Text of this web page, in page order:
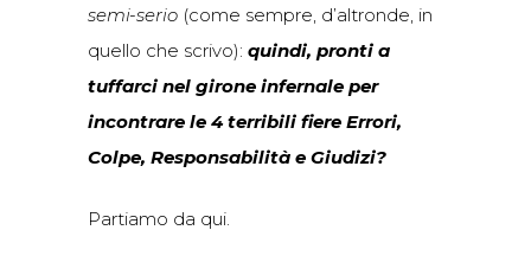
semi-serio (come sempre, d’altronde, in
quello che scrivo): quindi, pronti a
tuffarci nel girone infernale per
incontrare le 4 terribili fiere Errori,
Colpe, Responsabilità e Giudizi?
Partiamo da qui.